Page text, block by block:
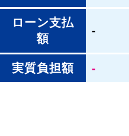
ローン支払
額
-
実質負担額 -